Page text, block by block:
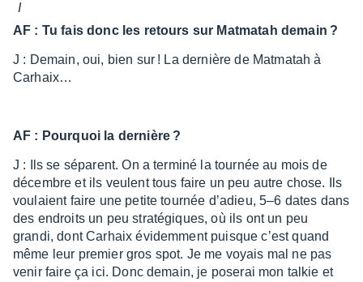
I
AF : Tu fais donc les retours sur Matma­tah demain ?
J : Demain, oui, bien sur ! La dernière de Matma­tah à
Carhaix…
AF : Pourquoi la dernière ?
J : Ils se séparent. On a terminé la tour­née au mois de
décembre et ils veulent tous faire un peu autre chose. Ils
voulaient faire une petite tour­née d’adieu, 5–6 dates dans
des endroits un peu stra­té­giques, où ils ont un peu
grandi, dont Carhaix évidem­ment puisque c’est quand
même leur premier gros spot. Je me voyais mal ne pas
venir faire ça ici. Donc demain, je pose­rai mon talkie et